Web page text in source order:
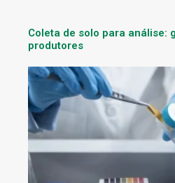
Coleta de solo para análise:
produtores